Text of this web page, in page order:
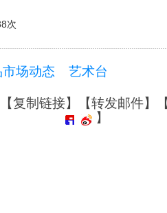
次
场动态 艺术台
复制链接】【转发邮件】
】